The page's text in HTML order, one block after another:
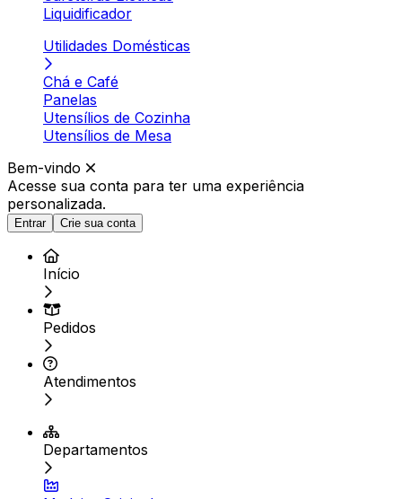
Liquidificador
Utilidades Domésticas
Chá e Café
Panelas
Utensílios de Cozinha
Utensílios de Mesa
Bem-vindo
Acesse sua conta para ter uma experiência
personalizada.
Entrar Crie sua conta
Início
Pedidos
Atendimentos
Departamentos